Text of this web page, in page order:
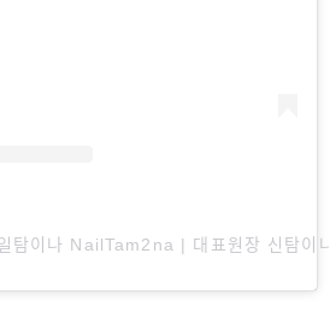
탐이나 NailTam2na | 대표원장 신탐